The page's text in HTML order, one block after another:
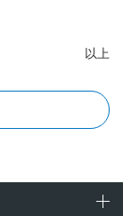
以上